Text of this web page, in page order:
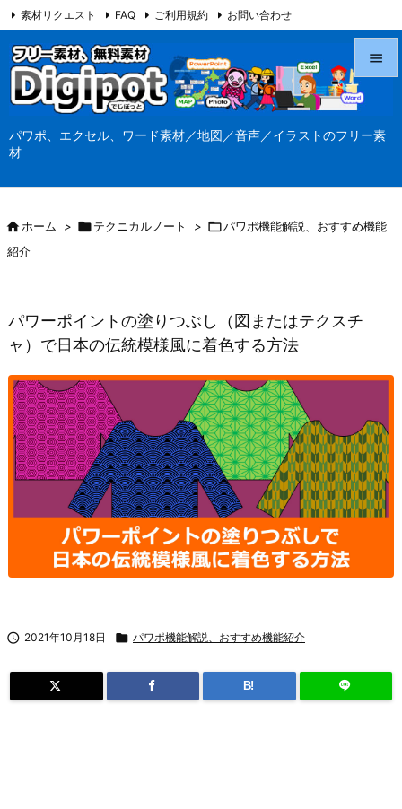
パワポ、エクセル、ワード素材／地図／音声／イラストのフリー素
材




素材リクエスト FAQ ご利用規約 お問い合わせ
当サイト（Digipot.net）について
ホーム > テクニカルノート > パワポ機能解説、おすすめ機能
紹介
パワーポイントの塗りつぶし（図またはテクスチ
ャ）で日本の伝統模様風に着色する方法
 2021年10月18日  パワポ機能解説、おすすめ機能紹介
B!